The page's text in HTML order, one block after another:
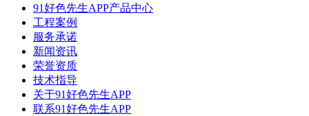
91好色先生APP产品中心
工程案例
服务承诺
新闻资讯
荣誉资质
技术指导
关于91好色先生APP
联系91好色先生APP